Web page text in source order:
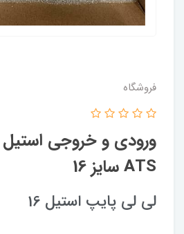
فروشگاه
ورودی و خروجی استیل
ATS سایز 16
لی لی پایپ استیل 16